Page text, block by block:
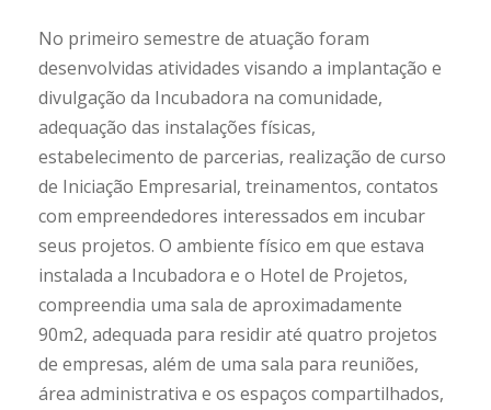
No primeiro semestre de atuação foram
desenvolvidas atividades visando a implantação e
divulgação da Incubadora na comunidade,
adequação das instalações físicas,
estabelecimento de parcerias, realização de curso
de Iniciação Empresarial, treinamentos, contatos
com empreendedores interessados em incubar
seus projetos. O ambiente físico em que estava
instalada a Incubadora e o Hotel de Projetos,
compreendia uma sala de aproximadamente
90m2, adequada para residir até quatro projetos
de empresas, além de uma sala para reuniões,
área administrativa e os espaços compartilhados,